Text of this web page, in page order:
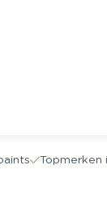
Topmerken